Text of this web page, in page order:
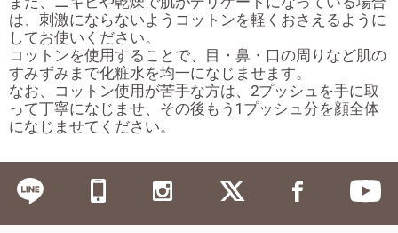
は、刺激にならないようコットンを軽くおさえるように
してお使いください。
コットンを使用することで、目・鼻・口の周りなど肌の
すみずみまで化粧水を均一になじませます。
なお、コットン使用が苦手な方は、2プッシュを手に取
って丁寧になじませ、その後もう1プッシュ分を顔全体
になじませてください。